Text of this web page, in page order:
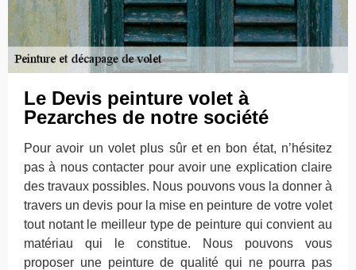
Le Devis peinture volet à
Pezarches de notre société
Pour avoir un volet plus sûr et en bon état, n’hésitez
pas à nous contacter pour avoir une explication claire
des travaux possibles. Nous pouvons vous la donner à
travers un devis pour la mise en peinture de votre volet
tout notant le meilleur type de peinture qui convient au
matériau qui le constitue. Nous pouvons vous
proposer une peinture de qualité qui ne pourra pas